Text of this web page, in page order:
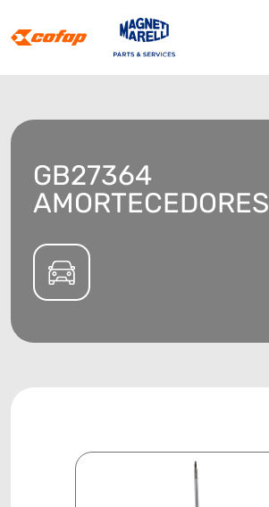
GB27364
AMORTECEDORES